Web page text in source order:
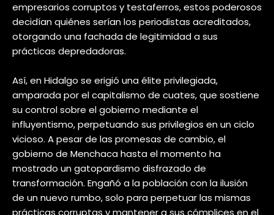
empresarios corruptos y testaferros, estos poderosos
decidían quiénes serían los periodistas acreditados,
otorgando una fachada de legitimidad a sus
prácticas depredadoras.
Así, en Hidalgo se erigió una élite privilegiada,
amparada por el capitalismo de cuates, que sostiene
su control sobre el gobierno mediante el
influyentismo, perpetuando sus privilegios en un ciclo
vicioso. A pesar de las promesas de cambio, el
gobierno de Menchaca hasta el momento ha
mostrado un gatopardismo disfrazado de
transformación. Engañó a la población con la ilusión
de un nuevo rumbo, solo para perpetuar las mismas
prácticas corruptas y mantener a sus cómplices en el